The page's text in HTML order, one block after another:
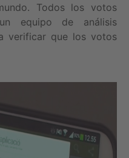
Todos los votos
equipo de análisis
verificar que los votos